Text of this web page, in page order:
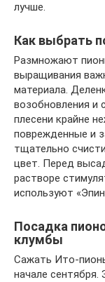
лучше.
Как выбрать
Размножают
выращивания
материала.
возобновления и
плесени крайне
поврежденные и
тщательно
цвет. Перед
растворе
используют
Посадка
клумбы
Сажать Ито-
начале